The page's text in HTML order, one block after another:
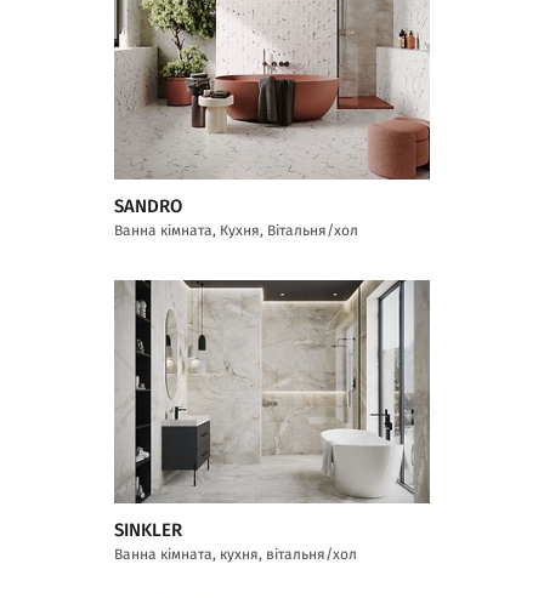
SANDRO
Ванна кімната, Кухня, Вітальня/хол
SINKLER
Ванна кімната, кухня, вітальня/хол